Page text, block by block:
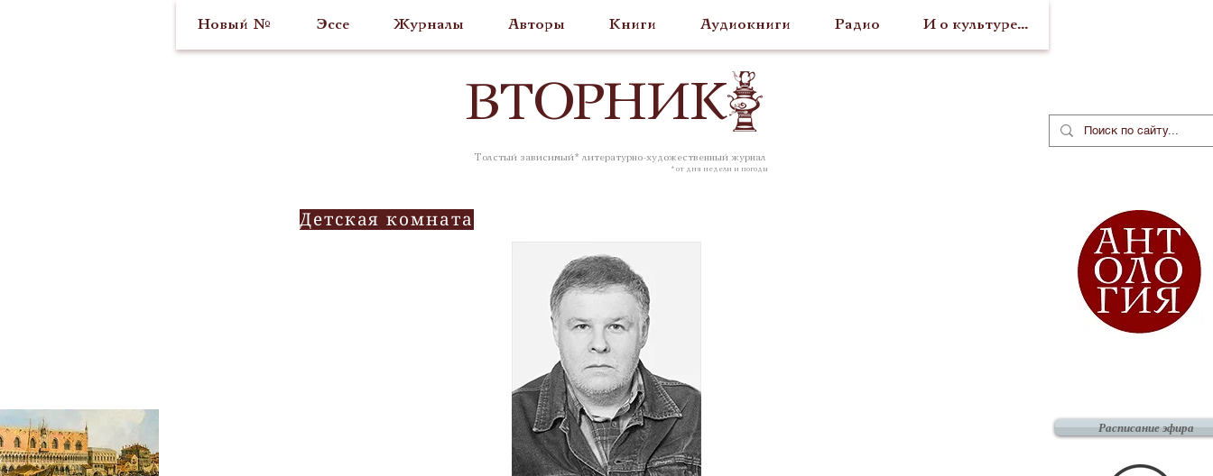
Новый № Эссе Журналы Авторы Книги Аудиокниги Радио И о культуре...
ВТОРНИК
Толстый зависимый* литературно-художественный журнал
* от дня недели и погоды
Детская комната
Расписание эфира